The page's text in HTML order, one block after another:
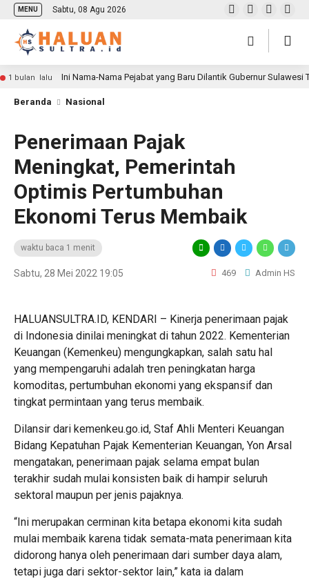
MENU Sabtu, 08 Agu 2026
1 bulan lalu Ini Nama-Nama Pejabat yang Baru Dilantik Gubernur Sulawesi
Beranda Nasional
Penerimaan Pajak
Meningkat, Pemerintah
Optimis Pertumbuhan
Ekonomi Terus Membaik
waktu baca 1 menit
Sabtu, 28 Mei 2022 19:05 469 Admin HS
HALUANSULTRA.ID, KENDARI – Kinerja penerimaan pajak
di Indonesia dinilai meningkat di tahun 2022. Kementerian
Keuangan (Kemenkeu) mengungkapkan, salah satu hal
yang mempengaruhi adalah tren peningkatan harga
komoditas, pertumbuhan ekonomi yang ekspansif dan
tingkat permintaan yang terus membaik.
Dilansir dari kemenkeu.go.id, Staf Ahli Menteri Keuangan
Bidang Kepatuhan Pajak Kementerian Keuangan, Yon Arsal
mengatakan, penerimaan pajak selama empat bulan
terakhir sudah mulai konsisten baik di hampir seluruh
sektoral maupun per jenis pajaknya.
“Ini merupakan cerminan kita betapa ekonomi kita sudah
mulai membaik karena tidak semata-mata penerimaan kita
didorong hanya oleh penerimaan dari sumber daya alam,
tetapi juga dari sektor-sektor lain,” kata ia dalam